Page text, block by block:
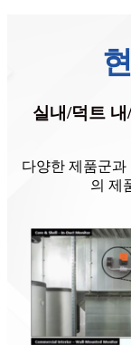
실내/덕트
다양한 제품군과
의 제